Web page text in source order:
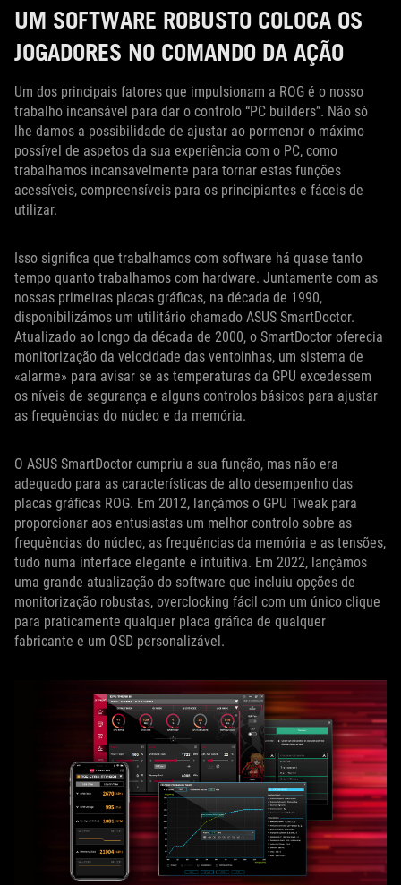
UM SOFTWARE ROBUSTO COLOCA OS
JOGADORES NO COMANDO DA AÇÃO
Um dos principais fatores que impulsionam a ROG é o nosso
trabalho incansável para dar o controlo “PC builders”. Não só
lhe damos a possibilidade de ajustar ao pormenor o máximo
possível de aspetos da sua experiência com o PC, como
trabalhamos incansavelmente para tornar estas funções
acessíveis, compreensíveis para os principiantes e fáceis de
utilizar.
Isso significa que trabalhamos com software há quase tanto
tempo quanto trabalhamos com hardware. Juntamente com as
nossas primeiras placas gráficas, na década de 1990,
disponibilizámos um utilitário chamado ASUS SmartDoctor.
Atualizado ao longo da década de 2000, o SmartDoctor oferecia
monitorização da velocidade das ventoinhas, um sistema de
«alarme» para avisar se as temperaturas da GPU excedessem
os níveis de segurança e alguns controlos básicos para ajustar
as frequências do núcleo e da memória.
O ASUS SmartDoctor cumpriu a sua função, mas não era
adequado para as características de alto desempenho das
placas gráficas ROG. Em 2012, lançámos o GPU Tweak para
proporcionar aos entusiastas um melhor controlo sobre as
frequências do núcleo, as frequências da memória e as tensões,
tudo numa interface elegante e intuitiva. Em 2022, lançámos
uma grande atualização do software que incluiu opções de
monitorização robustas, overclocking fácil com um único clique
para praticamente qualquer placa gráfica de qualquer
fabricante e um OSD personalizável.